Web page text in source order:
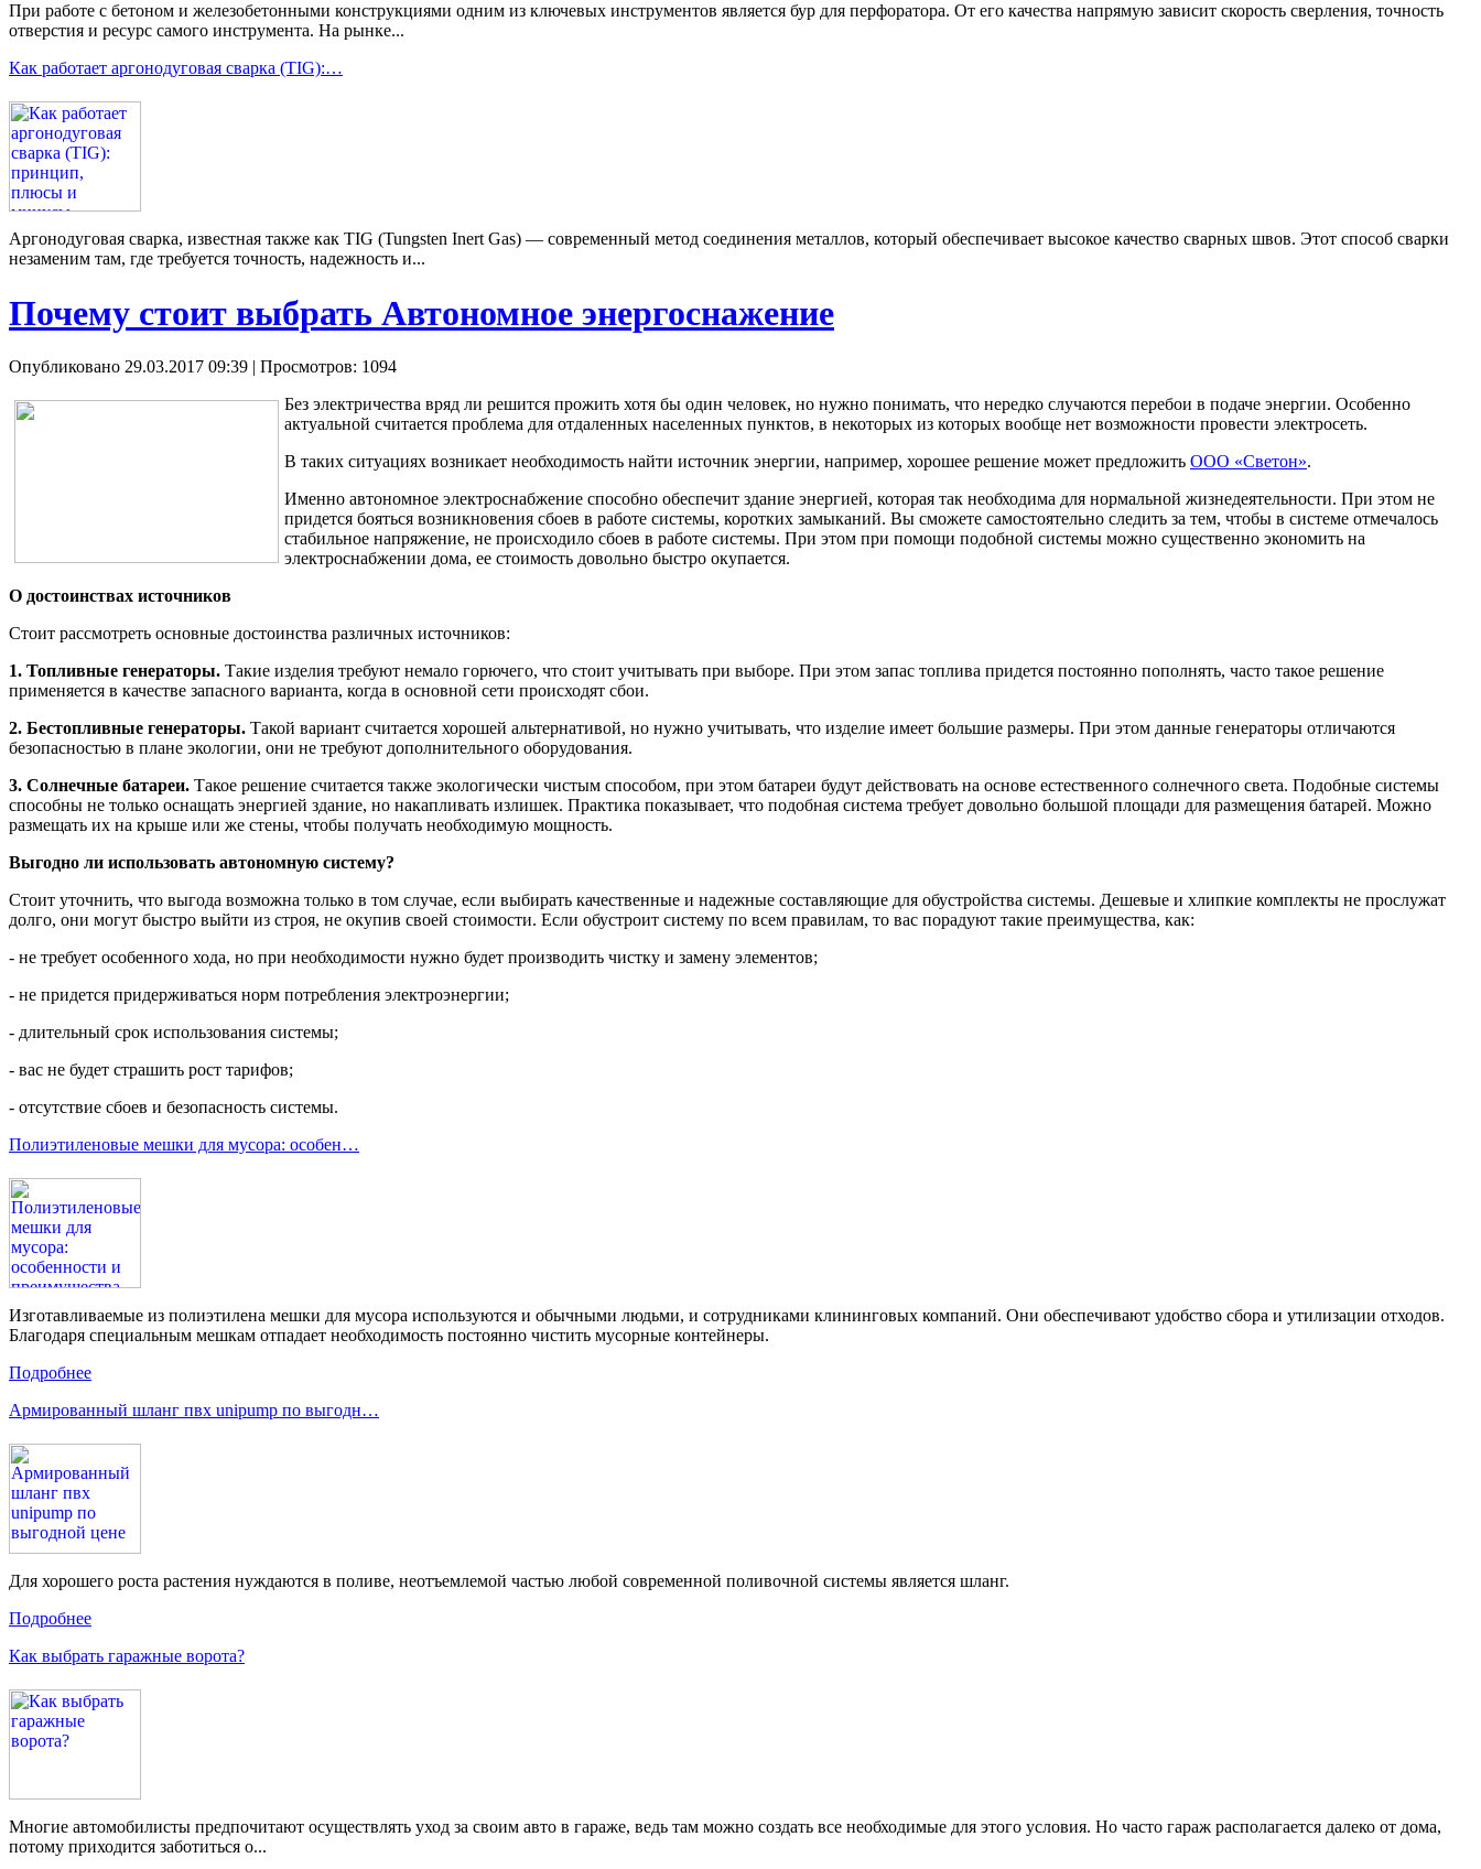
При работе с бетоном и железобетонными конструкциями одним из ключевых инструментов является бур для перфоратора. От его качества напрямую зависит скорость сверления, точность
отверстия и ресурс самого инструмента. На рынке...
Как работает аргонодуговая сварка (TIG):…
Аргонодуговая сварка, известная также как TIG (Tungsten Inert Gas) — современный метод соединения металлов, который обеспечивает высокое качество сварных швов. Этот способ сварки
незаменим там, где требуется точность, надежность и...
Почему стоит выбрать Автономное энергоснажение
Опубликовано 29.03.2017 09:39 | Просмотров: 1094
Без электричества вряд ли решится прожить хотя бы один человек, но нужно понимать, что нередко случаются перебои в подаче энергии. Особенно
актуальной считается проблема для отдаленных населенных пунктов, в некоторых из которых вообще нет возможности провести электросеть.
В таких ситуациях возникает необходимость найти источник энергии, например, хорошее решение может предложить ООО «Светон».
Именно автономное электроснабжение способно обеспечит здание энергией, которая так необходима для нормальной жизнедеятельности. При этом не
придется бояться возникновения сбоев в работе системы, коротких замыканий. Вы сможете самостоятельно следить за тем, чтобы в системе отмечалось
стабильное напряжение, не происходило сбоев в работе системы. При этом при помощи подобной системы можно существенно экономить на
электроснабжении дома, ее стоимость довольно быстро окупается.
О достоинствах источников
Стоит рассмотреть основные достоинства различных источников:
1. Топливные генераторы. Такие изделия требуют немало горючего, что стоит учитывать при выборе. При этом запас топлива придется постоянно пополнять, часто такое решение
применяется в качестве запасного варианта, когда в основной сети происходят сбои.
2. Бестопливные генераторы. Такой вариант считается хорошей альтернативой, но нужно учитывать, что изделие имеет большие размеры. При этом данные генераторы отличаются
безопасностью в плане экологии, они не требуют дополнительного оборудования.
3. Солнечные батареи. Такое решение считается также экологически чистым способом, при этом батареи будут действовать на основе естественного солнечного света. Подобные системы
способны не только оснащать энергией здание, но накапливать излишек. Практика показывает, что подобная система требует довольно большой площади для размещения батарей. Можно
размещать их на крыше или же стены, чтобы получать необходимую мощность.
Выгодно ли использовать автономную систему?
Стоит уточнить, что выгода возможна только в том случае, если выбирать качественные и надежные составляющие для обустройства системы. Дешевые и хлипкие комплекты не прослужат
долго, они могут быстро выйти из строя, не окупив своей стоимости. Если обустроит систему по всем правилам, то вас порадуют такие преимущества, как:
- не требует особенного хода, но при необходимости нужно будет производить чистку и замену элементов;
- не придется придерживаться норм потребления электроэнергии;
- длительный срок использования системы;
- вас не будет страшить рост тарифов;
- отсутствие сбоев и безопасность системы.
Полиэтиленовые мешки для мусора: особен…
Изготавливаемые из полиэтилена мешки для мусора используются и обычными людьми, и сотрудниками клининговых компаний. Они обеспечивают удобство сбора и утилизации отходов.
Благодаря специальным мешкам отпадает необходимость постоянно чистить мусорные контейнеры.
Подробнее
Армированный шланг пвх unipump по выгодн…
Для хорошего роста растения нуждаются в поливе, неотъемлемой частью любой современной поливочной системы является шланг.
Подробнее
Как выбрать гаражные ворота?
Многие автомобилисты предпочитают осуществлять уход за своим авто в гараже, ведь там можно создать все необходимые для этого условия. Но часто гараж располагается далеко от дома,
потому приходится заботиться о...